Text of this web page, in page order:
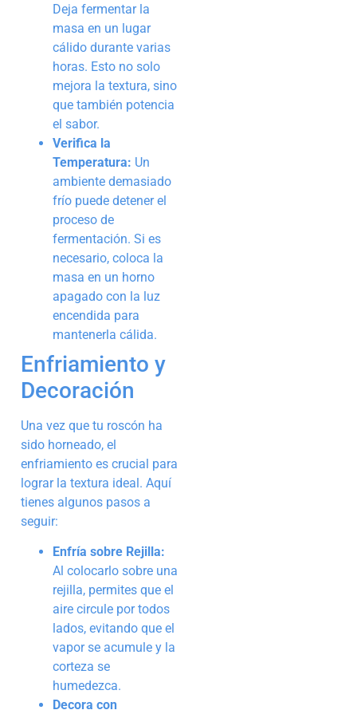
Deja fermentar la
masa en un lugar
cálido durante varias
horas. Esto no solo
mejora la textura, sino
que también potencia
el sabor.
Verifica la
Temperatura: Un
ambiente demasiado
frío puede detener el
proceso de
fermentación. Si es
necesario, coloca la
masa en un horno
apagado con la luz
encendida para
mantenerla cálida.
Enfriamiento y
Decoración
Una vez que tu roscón ha
sido horneado, el
enfriamiento es crucial para
lograr la textura ideal. Aquí
tienes algunos pasos a
seguir:
Enfría sobre Rejilla:
Al colocarlo sobre una
rejilla, permites que el
aire circule por todos
lados, evitando que el
vapor se acumule y la
corteza se
humedezca.
Decora con